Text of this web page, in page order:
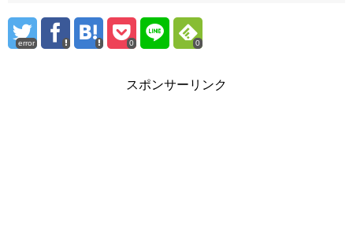
error 0 0
スポンサーリンク